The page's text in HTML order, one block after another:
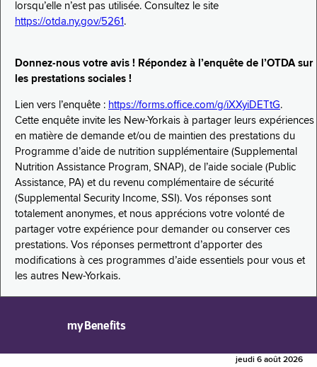
lorsqu’elle n’est pas utilisée. Consultez le site
https://otda.ny.gov/5261 .
Donnez-nous votre avis ! Répondez à l’enquête de l’OTDA sur
les prestations sociales !
Lien vers l’enquête : https://forms.office.com/g/iXXyiDETtG.
Cette enquête invite les New-Yorkais à partager leurs expériences
en matière de demande et/ou de maintien des prestations du
Programme d’aide de nutrition supplémentaire (Supplemental
Nutrition Assistance Program, SNAP), de l’aide sociale (Public
Assistance, PA) et du revenu complémentaire de sécurité
(Supplemental Security Income, SSI). Vos réponses sont
totalement anonymes, et nous apprécions votre volonté de
partager votre expérience pour demander ou conserver ces
prestations. Vos réponses permettront d’apporter des
modifications à ces programmes d’aide essentiels pour vous et
les autres New-Yorkais.
myBenefits
jeudi 6 août 2026